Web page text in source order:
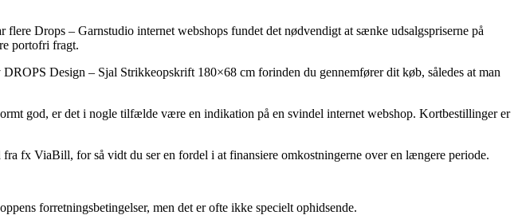
Drops – Garnstudio internet webshops fundet det nødvendigt at sænke udsalgspriserne på
portofri fragt.
Design – Sjal Strikkeopskrift 180×68 cm forinden du gennemfører dit køb, således at man
god, er det i nogle tilfælde være en indikation på en svindel internet webshop. Kortbestillinger er
fx ViaBill, for så vidt du ser en fordel i at finansiere omkostningerne over en længere periode.
forretningsbetingelser, men det er ofte ikke specielt ophidsende.